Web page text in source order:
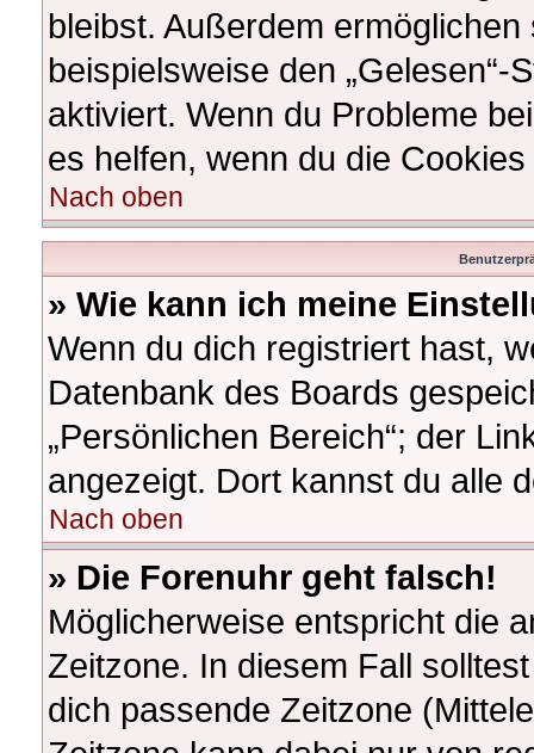
bleibst. Außerdem
beispielsweise den
aktiviert. Wenn du Probleme
es helfen, wenn du die
Nach oben
» Wie kann ich meine
Wenn du dich registriert hast,
Datenbank des Boards
„Persönlichen Bereich“; der
angezeigt. Dort kannst du alle
Nach oben
» Die Forenuhr geht falsch!
Möglicherweise entspricht die
Zeitzone. In diesem Fall
dich passende Zeitzone